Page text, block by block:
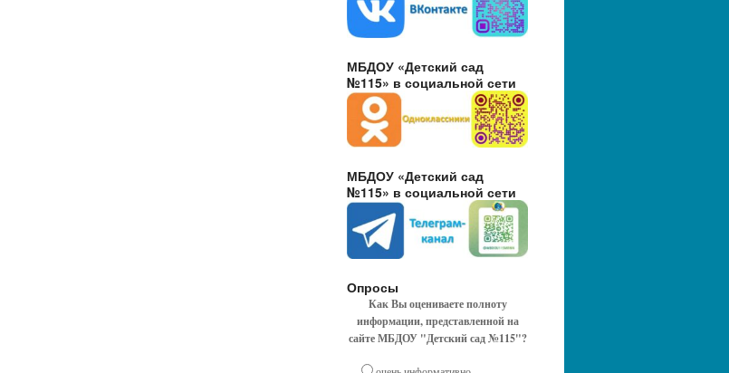
МБДОУ «Детский сад
№115» в социальной сети
МБДОУ «Детский сад
№115» в социальной сети
Опросы
Как Вы оцениваете полноту
информации, представленной на
сайте МБДОУ "Детский сад №115"?